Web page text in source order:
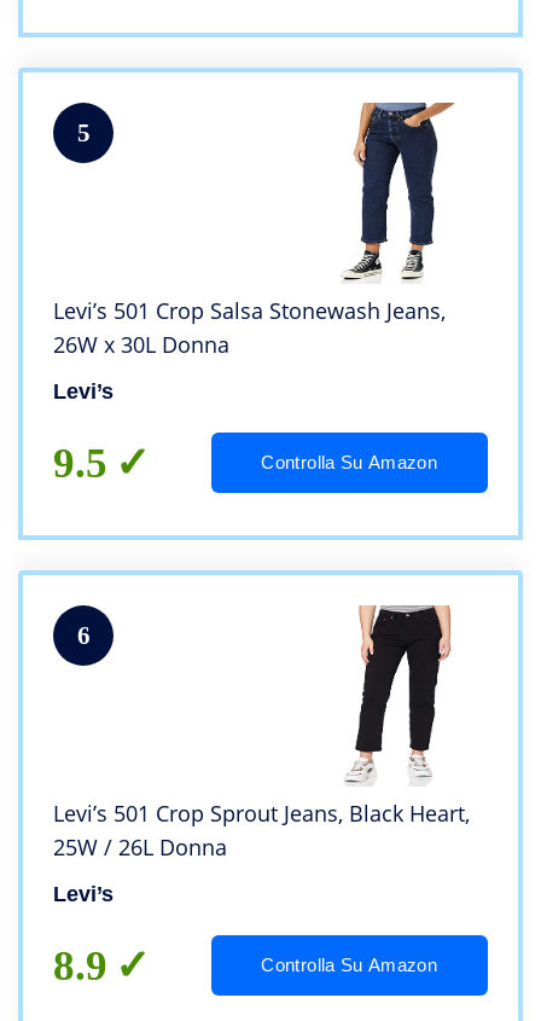
5
Levi’s 501 Crop Salsa Stonewash Jeans,
26W x 30L Donna
Levi’s
9.5 Controlla Su Amazon
6
Levi’s 501 Crop Sprout Jeans, Black Heart,
25W / 26L Donna
Levi’s
8.9 Controlla Su Amazon